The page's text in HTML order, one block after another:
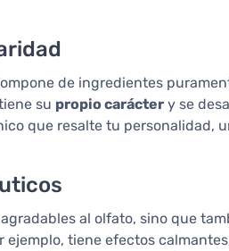
de ingredientes
su propio carácter y se
que resalte tu personalidad,
al olfato, sino que
ejemplo, tiene efectos